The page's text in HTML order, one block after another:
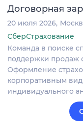
Договорная
20 июля 2026
СберСтрахование
Команда в поиске
поддержки продаж
Оформление
корпоративным
индивидуального